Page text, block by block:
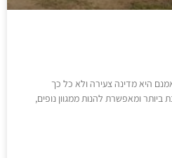
היא מדינה צעירה ולא כל כך
ביותר ומאפשרת להנות ממגוון נופים,